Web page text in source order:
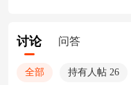
讨论 问答
全部 持有人帖 26